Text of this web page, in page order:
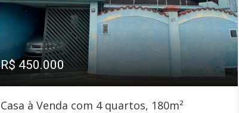
R$ 450.000
Casa à Venda com 4 quartos, 180m²